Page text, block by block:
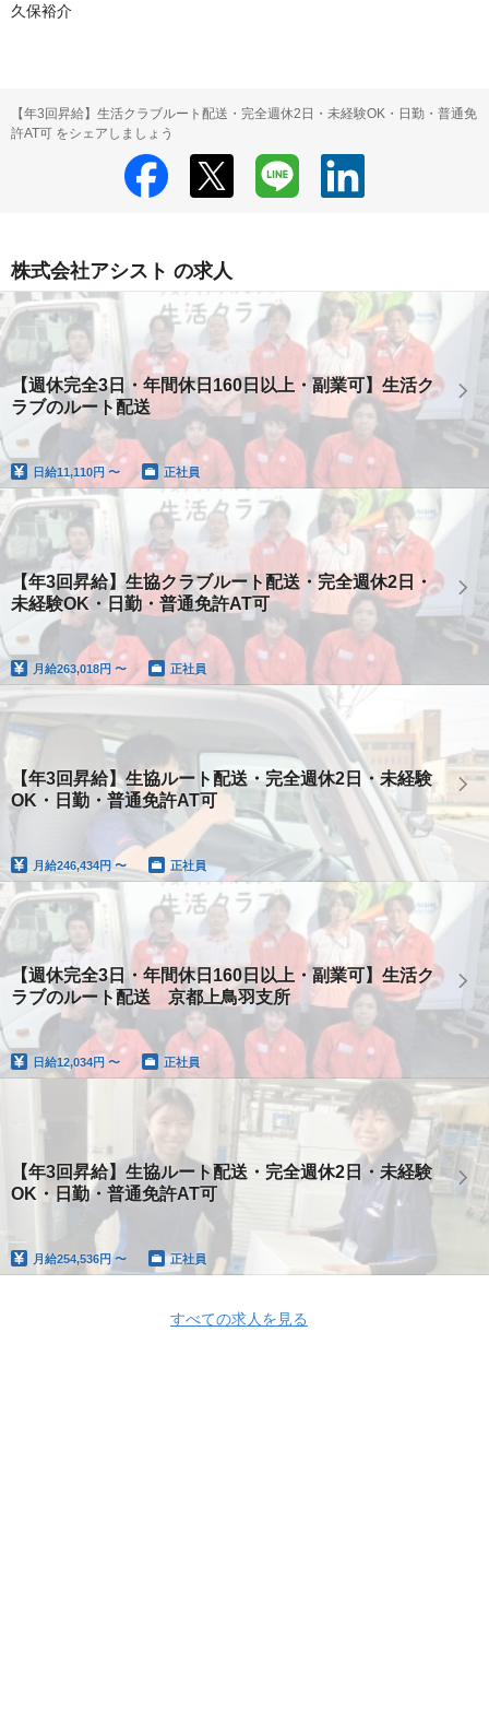
久保裕介
【年3回昇給】生活クラブルート配送・完全週休2日・未経験OK・日勤・普通免
許AT可 をシェアしましょう
株式会社アシスト の求人
【週休完全3日・年間休日160日以上・副業可】生活ク
ラブのルート配送
日給11,110円 〜 正社員
【年3回昇給】生協クラブルート配送・完全週休2日・
未経験OK・日勤・普通免許AT可
月給263,018円 〜 正社員
【年3回昇給】生協ルート配送・完全週休2日・未経験
OK・日勤・普通免許AT可
月給246,434円 〜 正社員
【週休完全3日・年間休日160日以上・副業可】生活ク
ラブのルート配送 京都上鳥羽支所
日給12,034円 〜 正社員
【年3回昇給】生協ルート配送・完全週休2日・未経験
OK・日勤・普通免許AT可
月給254,536円 〜 正社員
すべての求人を見る